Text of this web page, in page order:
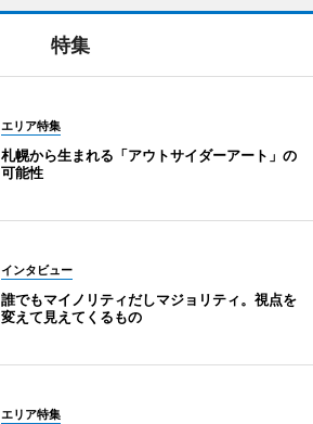
特集
エリア特集
札幌から生まれる「アウトサイダーアート」の
可能性
インタビュー
誰でもマイノリティだしマジョリティ。視点を
変えて見えてくるもの
エリア特集